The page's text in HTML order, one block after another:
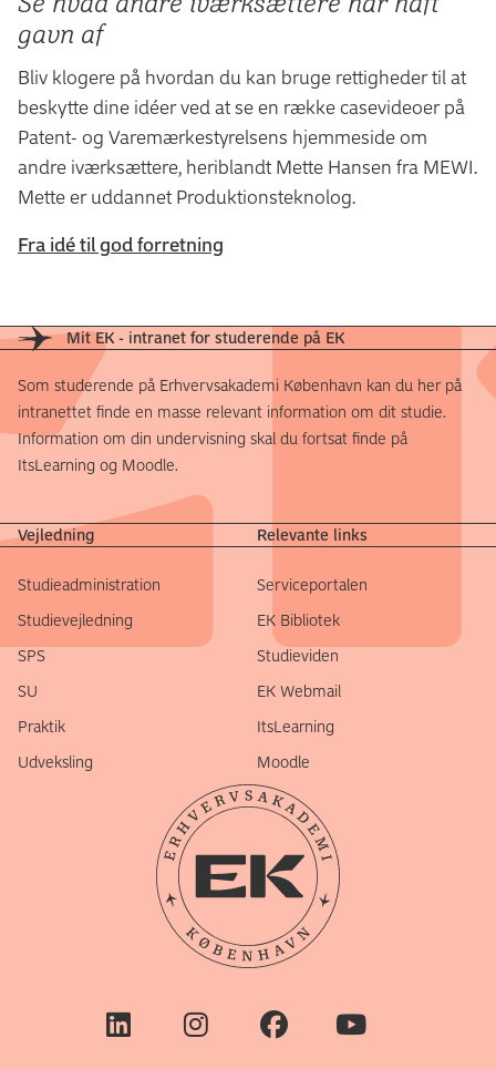
gavn af
Bliv klogere på hvordan du kan bruge rettigheder til at
beskytte dine idéer ved at se en række casevideoer på
Patent- og Varemærkestyrelsens hjemmeside om
andre iværksættere, heriblandt Mette Hansen fra MEWI.
Mette er uddannet Produktionsteknolog.
Fra idé til god forretning
Mit EK - intranet for studerende på EK
Som studerende på Erhvervsakademi København kan du her på
intranettet finde en masse relevant information om dit studie.
Information om din undervisning skal du fortsat finde på
ItsLearning og Moodle.
Vejledning
Studieadministration
Studievejledning
SPS
SU
Praktik
Udveksling
Relevante links
Serviceportalen
EK Bibliotek
Studieviden
EK Webmail
ItsLearning
Moodle